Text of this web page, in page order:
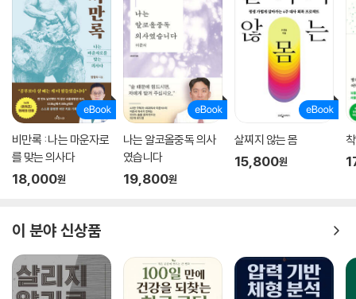
비만록 : 나는 마운자로
를 맞는 의사다
18,000원
나는 알코올중독 의사
였습니다
19,800원
살찌지 않는 몸
15,800원
이 분야 신상품